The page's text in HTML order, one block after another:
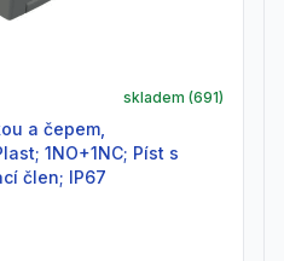
skladem (691)
1NO+1NC; Píst s
člen; IP67